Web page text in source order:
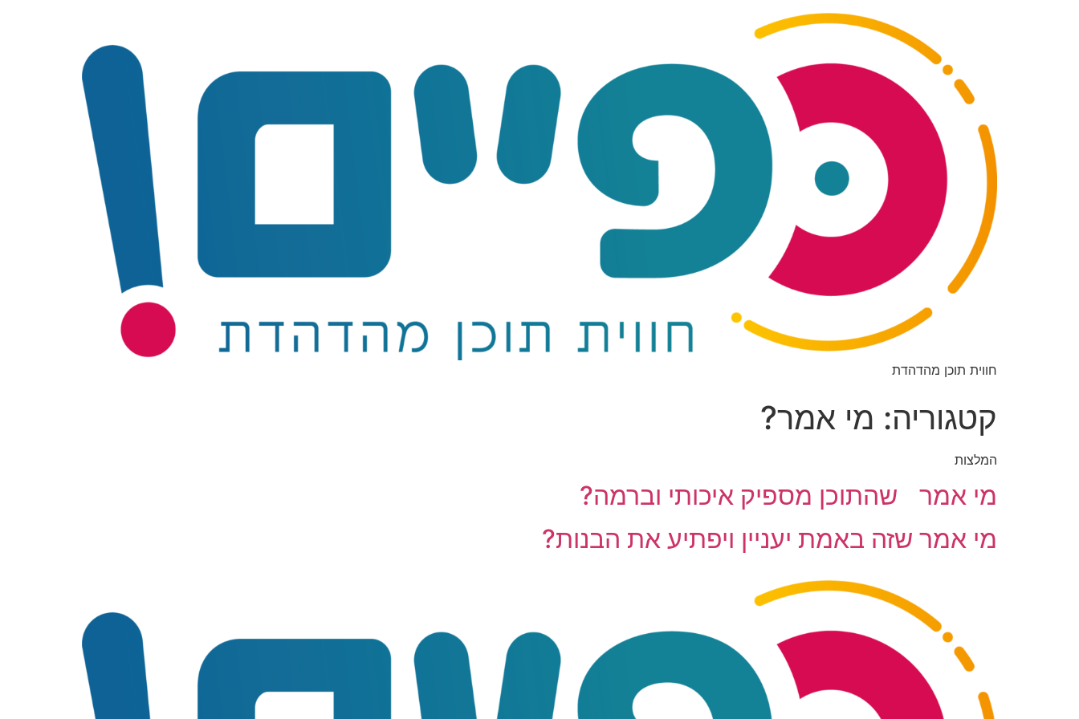
חווית תוכן מהדהדת
קטגוריה: מי אמר?
המלצות
מי אמר שהתוכן מספיק איכותי וברמה?
מי אמר שזה באמת יעניין ויפתיע את הבנות?